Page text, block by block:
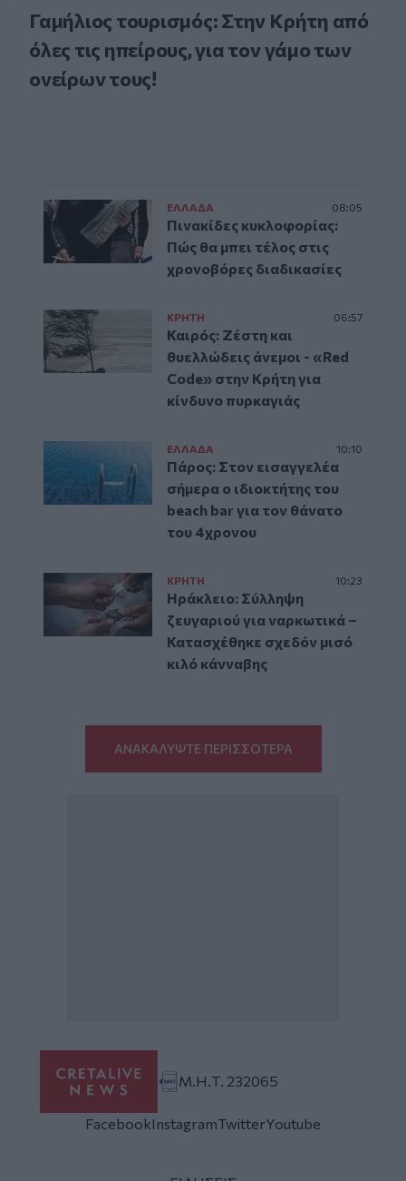
Γαμήλιος τουρισμός: Στην Κρήτη από
όλες τις ηπείρους, για τον γάμο των
ονείρων τους!
ΕΛΛAΔΑ 08:05
Πινακίδες κυκλοφορίας:
Πώς θα μπει τέλος στις
χρονοβόρες διαδικασίες
ΚΡΗΤΗ 06:57
Καιρός: Ζέστη και
θυελλώδεις άνεμοι - «Red
Code» στην Κρήτη για
κίνδυνο πυρκαγιάς
ΕΛΛAΔΑ 10:10
Πάρος: Στον εισαγγελέα
σήμερα ο ιδιοκτήτης του
beach bar για τον θάνατο
του 4χρονου
ΚΡΗΤΗ 10:23
Ηράκλειο: Σύλληψη
ζευγαριού για ναρκωτικά –
Κατασχέθηκε σχεδόν μισό
κιλό κάνναβης
ΑΝΑΚΑΛΥΨΤΕ ΠΕΡΙΣΣΟΤΕΡΑ
Μ.Η.Τ. 232065
FacebookInstagramTwitterYoutube